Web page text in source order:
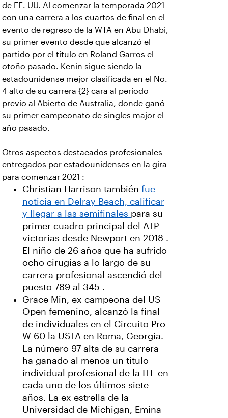
de EE. UU. Al comenzar la temporada 2021
con una carrera a los cuartos de final en el
evento de regreso de la WTA en Abu Dhabi,
su primer evento desde que alcanzó el
partido por el título en Roland Garros el
otoño pasado. Kenin sigue siendo la
estadounidense mejor clasificada en el No.
4 alto de su carrera {2} cara al período
previo al Abierto de Australia, donde ganó
su primer campeonato de singles major el
año pasado.
Otros aspectos destacados profesionales
entregados por estadounidenses en la gira
para comenzar 2021 :
Christian Harrison también fue
noticia en Delray Beach, calificar
y llegar a las semifinales para su
primer cuadro principal del ATP
victorias desde Newport en 2018 .
El niño de 26 años que ha sufrido
ocho cirugías a lo largo de su
carrera profesional ascendió del
puesto 789 al 345 .
Grace Min, ex campeona del US
Open femenino, alcanzó la final
de individuales en el Circuito Pro
W 60 la USTA en Roma, Georgia.
La número 97 alta de su carrera
ha ganado al menos un título
individual profesional de la ITF en
cada uno de los últimos siete
años. La ex estrella de la
Universidad de Michigan, Emina